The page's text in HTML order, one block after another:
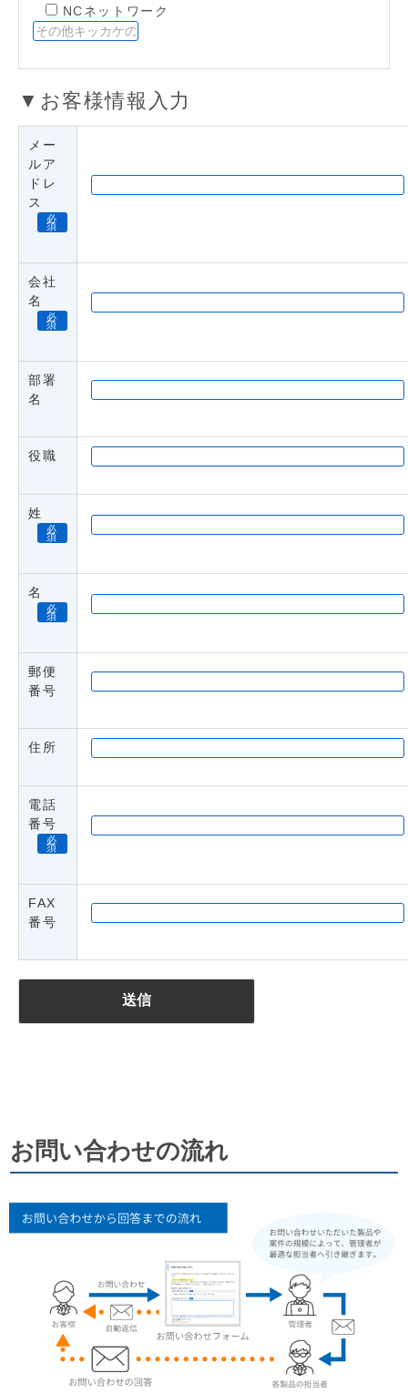
NCネットワーク
▼お客様情報入力
メー
ルア
ドレ
ス
必
須
会社
名
必
須
部署
名
役職
姓
必
須
名
必
須
郵便
番号
住所
電話
番号
必
須
FAX
番号
お問い合わせの流れ